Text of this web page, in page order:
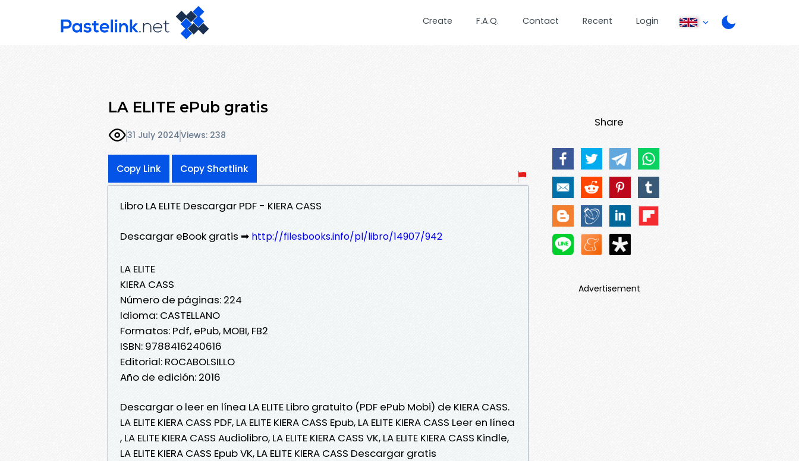
Create F.A.Q. Contact Recent Login
LA ELITE ePub gratis
31 July 2024Views: 238
Copy Link Copy Shortlink
Libro LA ELITE Descargar PDF - KIERA CASS
Descargar eBook gratis ➡ http://filesbooks.info/pl/libro/14907/942
LA ELITE
KIERA CASS
Número de páginas: 224
Idioma: CASTELLANO
Formatos: Pdf, ePub, MOBI, FB2
ISBN: 9788416240616
Editorial: ROCABOLSILLO
Año de edición: 2016
Descargar o leer en línea LA ELITE Libro gratuito (PDF ePub Mobi) de KIERA CASS.
LA ELITE KIERA CASS PDF, LA ELITE KIERA CASS Epub, LA ELITE KIERA CASS Leer en línea
, LA ELITE KIERA CASS Audiolibro, LA ELITE KIERA CASS VK, LA ELITE KIERA CASS Kindle,
LA ELITE KIERA CASS Epub VK, LA ELITE KIERA CASS Descargar gratis
Share
Advertisement